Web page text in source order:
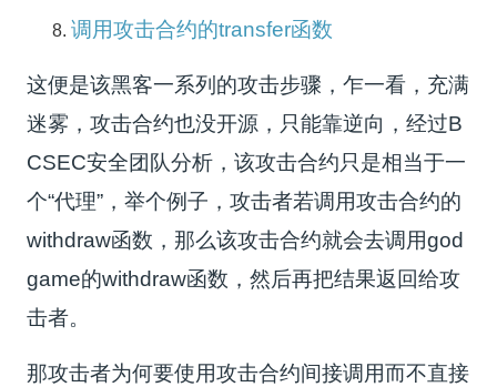
调用攻击合约的transfer函数
这便是该黑客一系列的攻击步骤，乍一看，充满
迷雾，攻击合约也没开源，只能靠逆向，经过B
CSEC安全团队分析，该攻击合约只是相当于一
个“代理”，举个例子，攻击者若调用攻击合约的
withdraw函数，那么该攻击合约就会去调用god
game的withdraw函数，然后再把结果返回给攻
击者。
那攻击者为何要使用攻击合约间接调用而不直接